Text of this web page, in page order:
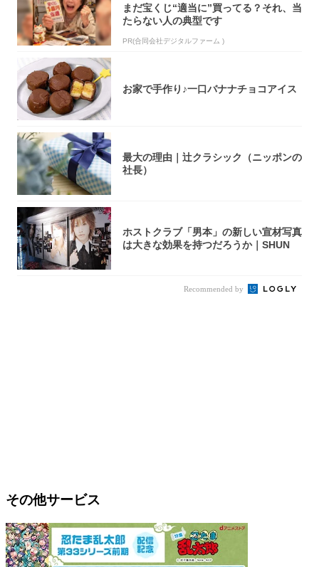
まだ宝くじ“適当に”買ってる？それ、当
たらない人の典型です
PR(合同会社デジタルファーム )
お家で手作り♪一口バナナチョコアイス
最大の理由｜辻クラシック（ニッポンの
社長）
ホストクラブ「男本」の新しい宣材写真
は大きな効果を持つだろうか｜SHUN
Recommended by
その他サービス